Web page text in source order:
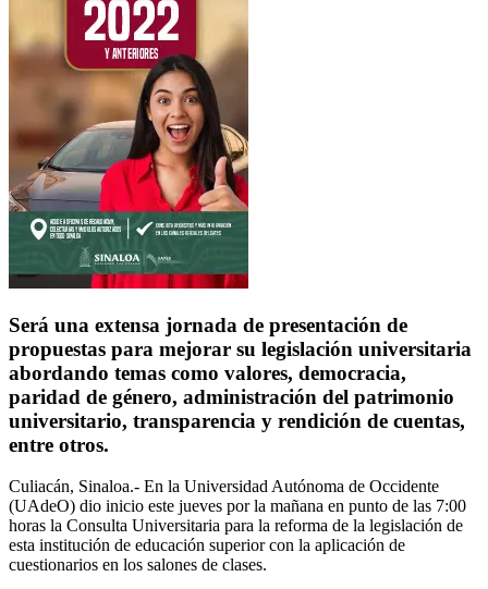
Será una extensa jornada de presentación de
propuestas para mejorar su legislación universitaria
abordando temas como valores, democracia,
paridad de género, administración del patrimonio
universitario, transparencia y rendición de cuentas,
entre otros.
Culiacán, Sinaloa.- En la Universidad Autónoma de Occidente
(UAdeO) dio inicio este jueves por la mañana en punto de las 7:00
horas la Consulta Universitaria para la reforma de la legislación de
esta institución de educación superior con la aplicación de
cuestionarios en los salones de clases.